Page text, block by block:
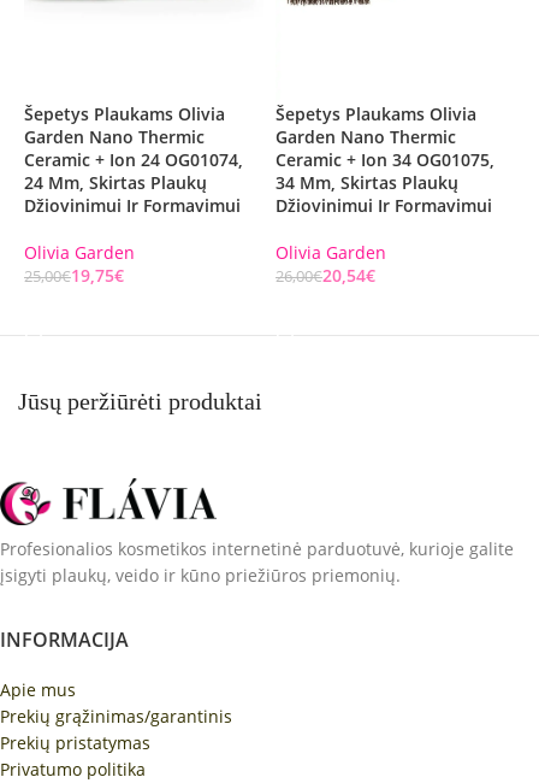
Šepetys Plaukams Olivia
Garden Nano Thermic
Ceramic + Ion 24 OG01074,
24 Mm, Skirtas Plaukų
Džiovinimui Ir Formavimui
Olivia Garden
25,00€19,75€
Šepetys Plaukams Olivia
Garden Nano Thermic
Ceramic + Ion 34 OG01075,
34 Mm, Skirtas Plaukų
Džiovinimui Ir Formavimui
Olivia Garden
26,00€20,54€
Jūsų peržiūrėti produktai
Profesionalios kosmetikos internetinė parduotuvė, kurioje galite
įsigyti plaukų, veido ir kūno priežiūros priemonių.
INFORMACIJA
Apie mus
Prekių grąžinimas/garantinis
Prekių pristatymas
Privatumo politika